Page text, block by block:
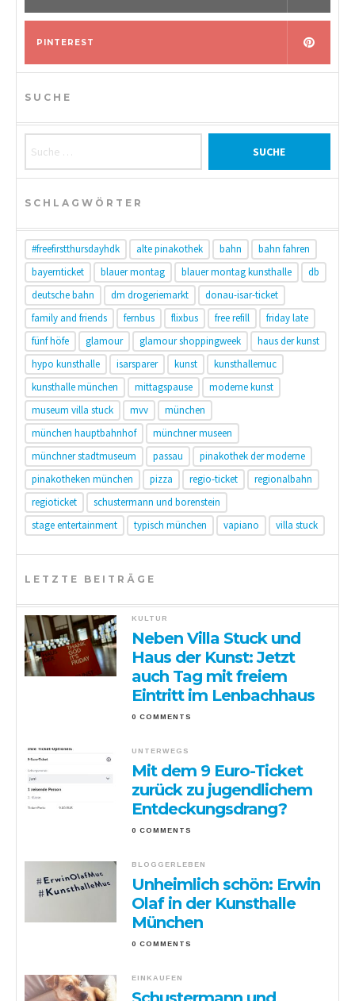
PINTEREST
SUCHE
SCHLAGWÖRTER
#freefirstthursdayhdk alte pinakothek bahn
bahn fahren
bayernticket
blauer montag blauer montag kunsthalle
db
deutsche bahn
dm drogeriemarkt
donau-isar-ticket
family and friends
fernbus flixbus free refill
friday late
fünf höfe
glamour glamour shoppingweek
haus der kunst
hypo kunsthalle
isarsparer kunst
kunsthallemuc
kunsthalle münchen
mittagspause
moderne kunst
museum villa stuck
mvv
münchen
münchen hauptbahnhof
münchner museen
münchner stadtmuseum
passau
pinakothek der moderne
pinakotheken münchen
pizza regio-ticket
regionalbahn
regioticket
schustermann und borenstein
stage entertainment
typisch münchen vapiano villa stuck
LETZTE BEITRÄGE
KULTUR
Neben Villa Stuck und
Haus der Kunst: Jetzt
auch Tag mit freiem
Eintritt im Lenbachhaus
0 COMMENTS
UNTERWEGS
Mit dem 9 Euro-Ticket
zurück zu jugendlichem
Entdeckungsdrang?
0 COMMENTS
BLOGGERLEBEN
Unheimlich schön: Erwin
Olaf in der Kunsthalle
München
0 COMMENTS
EINKAUFEN